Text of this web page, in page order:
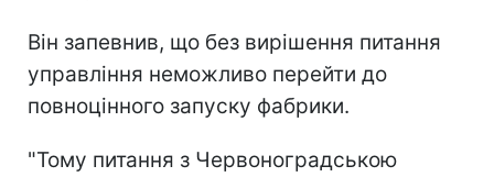
Він запевнив, що без вирішення питання
управління неможливо перейти до
повноцінного запуску фабрики.
"Тому питання з Червоноградською